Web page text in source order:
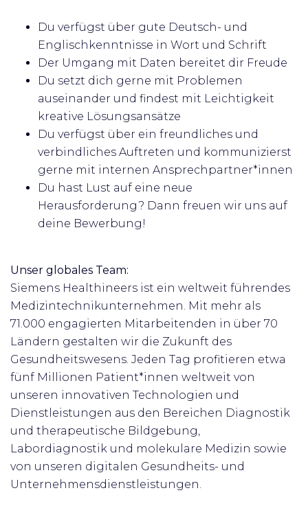
Du verfügst über gute Deutsch- und
Englischkenntnisse in Wort und Schrift
Der Umgang mit Daten bereitet dir Freude
Du setzt dich gerne mit Problemen
auseinander und findest mit Leichtigkeit
kreative Lösungsansätze
Du verfügst über ein freundliches und
verbindliches Auftreten und kommunizierst
gerne mit internen Ansprechpartner*innen
Du hast Lust auf eine neue
Herausforderung? Dann freuen wir uns auf
deine Bewerbung!
Unser globales Team:
Siemens Healthineers ist ein weltweit führendes
Medizintechnikunternehmen. Mit mehr als
71.000 engagierten Mitarbeitenden in über 70
Ländern gestalten wir die Zukunft des
Gesundheitswesens. Jeden Tag profitieren etwa
fünf Millionen Patient*innen weltweit von
unseren innovativen Technologien und
Dienstleistungen aus den Bereichen Diagnostik
und therapeutische Bildgebung,
Labordiagnostik und molekulare Medizin sowie
von unseren digitalen Gesundheits- und
Unternehmensdienstleistungen.